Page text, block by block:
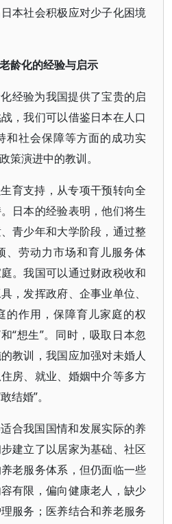
本社会积极应对少子化困境
龄化的经验与启示
经验为我国提供了宝贵的启
，我们可以借鉴日本在人口
和社会保障等方面的成功实
策演进中的教训。
育支持，从专项干预转向全
日本的经验表明，他们将生
青少年和大学阶段，通过整
、劳动力市场和育儿服务体
。我国可以通过财政税收和
，发挥政府、企事业单位、
的作用，保障育儿家庭的权
“想生”。同时，吸取日本忽
教训，我国应加强对未婚人
房、就业、婚姻中介等多方
结婚”。
合我国国情和发展实际的养
建立了以居家为基础、社区
老服务体系，但仍面临一些
有限，偏向健康老人，缺少
服务；医养结合和养老服务